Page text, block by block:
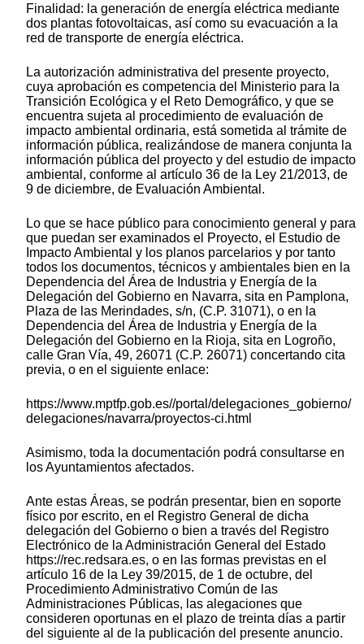
Finalidad: la generación de energía eléctrica mediante
dos plantas fotovoltaicas, así como su evacuación a la
red de transporte de energía eléctrica.
La autorización administrativa del presente proyecto,
cuya aprobación es competencia del Ministerio para la
Transición Ecológica y el Reto Demográfico, y que se
encuentra sujeta al procedimiento de evaluación de
impacto ambiental ordinaria, está sometida al trámite de
información pública, realizándose de manera conjunta la
información pública del proyecto y del estudio de impacto
ambiental, conforme al artículo 36 de la Ley 21/2013, de
9 de diciembre, de Evaluación Ambiental.
Lo que se hace público para conocimiento general y para
que puedan ser examinados el Proyecto, el Estudio de
Impacto Ambiental y los planos parcelarios y por tanto
todos los documentos, técnicos y ambientales bien en la
Dependencia del Área de Industria y Energía de la
Delegación del Gobierno en Navarra, sita en Pamplona,
Plaza de las Merindades, s/n, (C.P. 31071), o en la
Dependencia del Área de Industria y Energía de la
Delegación del Gobierno en la Rioja, sita en Logroño,
calle Gran Vía, 49, 26071 (C.P. 26071) concertando cita
previa, o en el siguiente enlace:
https://www.mptfp.gob.es//portal/delegaciones_gobierno/
delegaciones/navarra/proyectos-ci.html
Asimismo, toda la documentación podrá consultarse en
los Ayuntamientos afectados.
Ante estas Áreas, se podrán presentar, bien en soporte
físico por escrito, en el Registro General de dicha
delegación del Gobierno o bien a través del Registro
Electrónico de la Administración General del Estado
https://rec.redsara.es, o en las formas previstas en el
artículo 16 de la Ley 39/2015, de 1 de octubre, del
Procedimiento Administrativo Común de las
Administraciones Públicas, las alegaciones que
consideren oportunas en el plazo de treinta días a partir
del siguiente al de la publicación del presente anuncio.